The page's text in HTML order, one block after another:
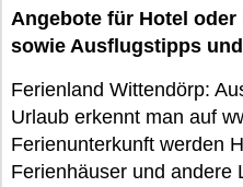
Angebote für Hotel oder
sowie Ausflugstipps
Ferienland Wittendörp:
Urlaub erkennt man auf
Ferienunterkunft werden
Ferienhäuser und andere